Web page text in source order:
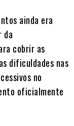
ainda era
da
cobrir as
dificuldades nas
no
oficialmente